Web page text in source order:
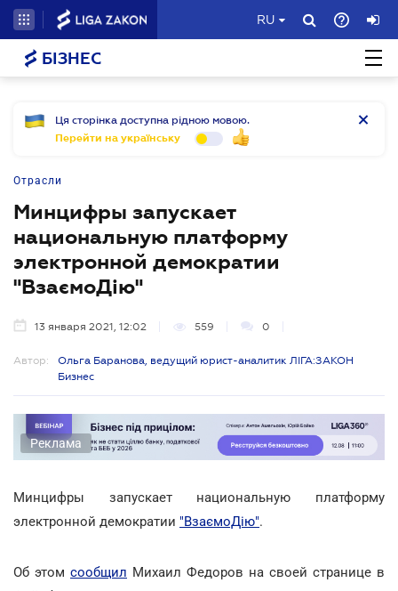
RU
БІЗНЕС
Ця сторінка доступна рідною мовою.
Перейти на українську
Отрасли
Минцифры запускает
национальную платформу
электронной демократии
"ВзаємоДію"
13 января 2021, 12:02 559 0
Автор:
Ольга Баранова, ведущий юрист-аналитик ЛІГА:ЗАКОН
Бизнес
Реклама
Минцифры запускает национальную платформу
электронной демократии "ВзаємоДію".
Об этом сообщил Михаил Федоров на своей странице в